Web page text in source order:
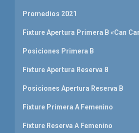
Promedios 2021
Fixture Apertura Primera B «Can
Posiciones Primera B
Fixture Apertura Reserva B
Posiciones Apertura Reserva B
Fixture Primera A Femenino
Fixture Reserva A Femenino